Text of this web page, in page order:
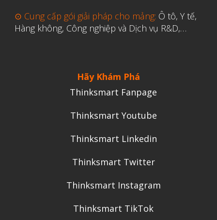
Y Tế
⊙ Cung cấp gói giải pháp cho mảng: Ô tô, Y tế,
Hàng không, Công nghiệp và Dịch vụ R&D,…
Hãy Khám Phá
Thinksmart Fanpage
Thinksmart Youtube
Thinksmart Linkedin
Thinksmart Twitter
Thinksmart Instagram
Thinksmart TikTok